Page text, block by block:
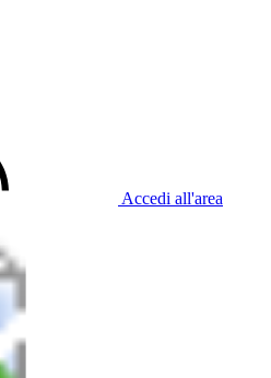
Accedi all'area